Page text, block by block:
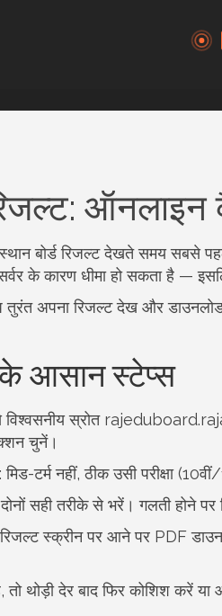
रिजल्ट:
बोर्ड रिजल्ट देखते समय सबसे
सर्वर के कारण धीमा हो सकता है —
अपना रिजल्ट देख और
आसान स्टेप्स
विश्वसनीय स्रोत
चुनें।
टर्म नहीं, ठीक उसी परीक्षा
सही तरीके से भरें। गलती होने पर
स्क्रीन पर आने पर PDF
तो थोड़ी देर बाद फिर कोशिश करें